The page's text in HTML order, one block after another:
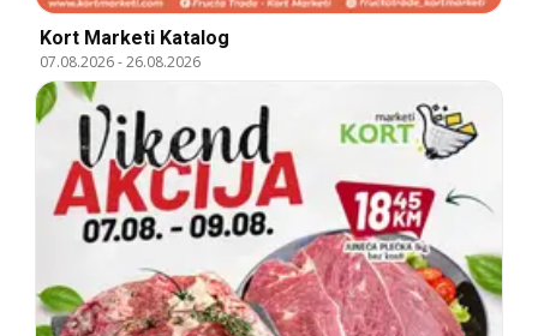
Kort Marketi Katalog
07.08.2026-26.08.2026